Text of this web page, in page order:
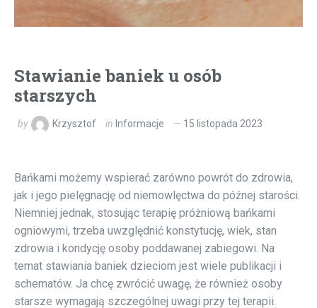
Stawianie baniek u osób
starszych
by Krzysztof in Informacje 15 listopada 2023
Bańkami możemy wspierać zarówno powrót do zdrowia,
jak i jego pielęgnację od niemowlęctwa do późnej starości.
Niemniej jednak, stosując terapię próżniową bańkami
ogniowymi, trzeba uwzględnić konstytucję, wiek, stan
zdrowia i kondycję osoby poddawanej zabiegowi. Na
temat stawiania baniek dzieciom jest wiele publikacji i
schematów. Ja chcę zwrócić uwagę, że również osoby
starsze wymagają szczególnej uwagi przy tej terapii.